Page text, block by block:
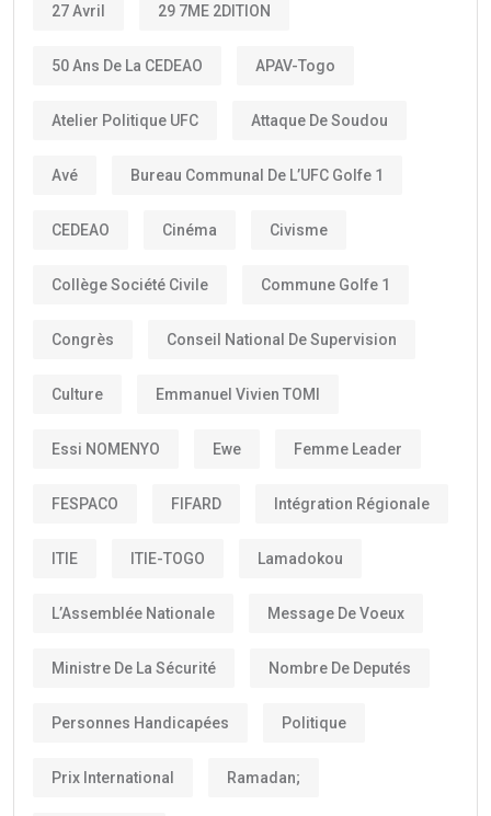
27 Avril 29 7ME 2DITION
50 Ans De La CEDEAO APAV-Togo
Atelier Politique UFC Attaque De Soudou
Avé Bureau Communal De L’UFC Golfe 1
CEDEAO Cinéma Civisme
Collège Société Civile Commune Golfe 1
Congrès Conseil National De Supervision
Culture Emmanuel Vivien TOMI
Essi NOMENYO Ewe Femme Leader
FESPACO FIFARD Intégration Régionale
ITIE ITIE-TOGO Lamadokou
L’Assemblée Nationale Message De Voeux
Ministre De La Sécurité Nombre De Deputés
Personnes Handicapées Politique
Prix International Ramadan;